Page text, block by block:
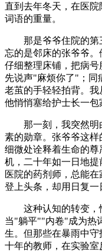
直到去年冬天，在医
词语的重量。
那是爷爷住院的第
忘的是邻床的张爷爷
仔细整理床铺，把病
先说声"麻烦你了"；同
老茧的手轻轻拍背。我
他悄悄塞给护士长一
那一刻，我突然明
素的勋章。张爷爷这
细微处诠释着生命的尊
机，二十年如一日地
医院的药剂师，总能
登上头条，却用日复一
这种认知的转变，恰
当"躺平""内卷"成为热
生。但那些在暴雨中
十年的教师，在实验